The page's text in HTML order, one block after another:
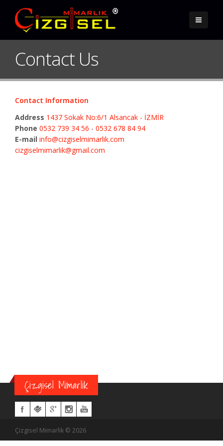
Contact Us
Contact Information
Address 1437 Sokak No:6/1 Alsancak - İZMİR
Phone 0532 739 34 56 - 0532 678 84 94
E-mail info@cizgiselmimarlik.com
cizgiselmimarlik@gmail.com
Çizgisel Mimarlik
Çizgisel Mimarlik © 2026